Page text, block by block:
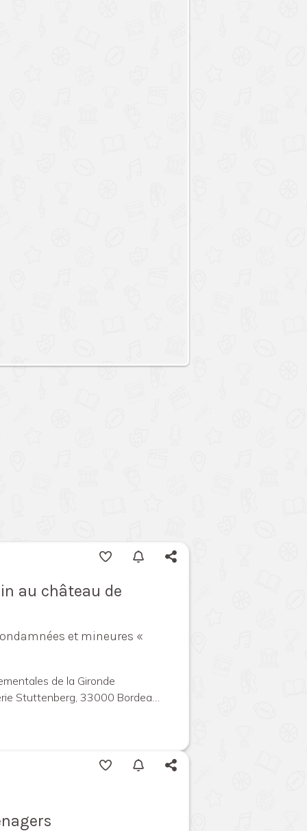
au château de
et mineures «
de la Gironde
33000 Bordeaux, France